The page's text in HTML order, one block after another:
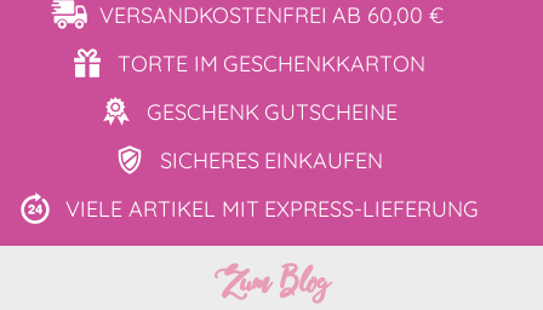
VERSANDKOSTENFREI AB 60,00 €
TORTE IM GESCHENKKARTON
GESCHENK GUTSCHEINE
SICHERES EINKAUFEN
VIELE ARTIKEL MIT EXPRESS-LIEFERUNG
Zum Blog